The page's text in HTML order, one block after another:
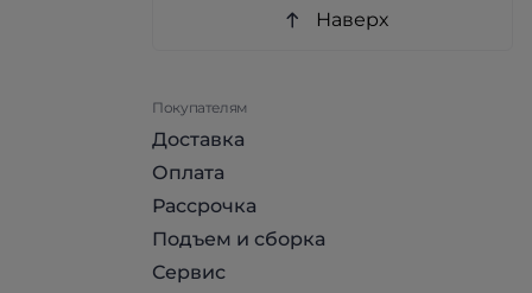
Наверх
Покупателям
Доставка
Оплата
Рассрочка
Подъем и сборка
Сервис